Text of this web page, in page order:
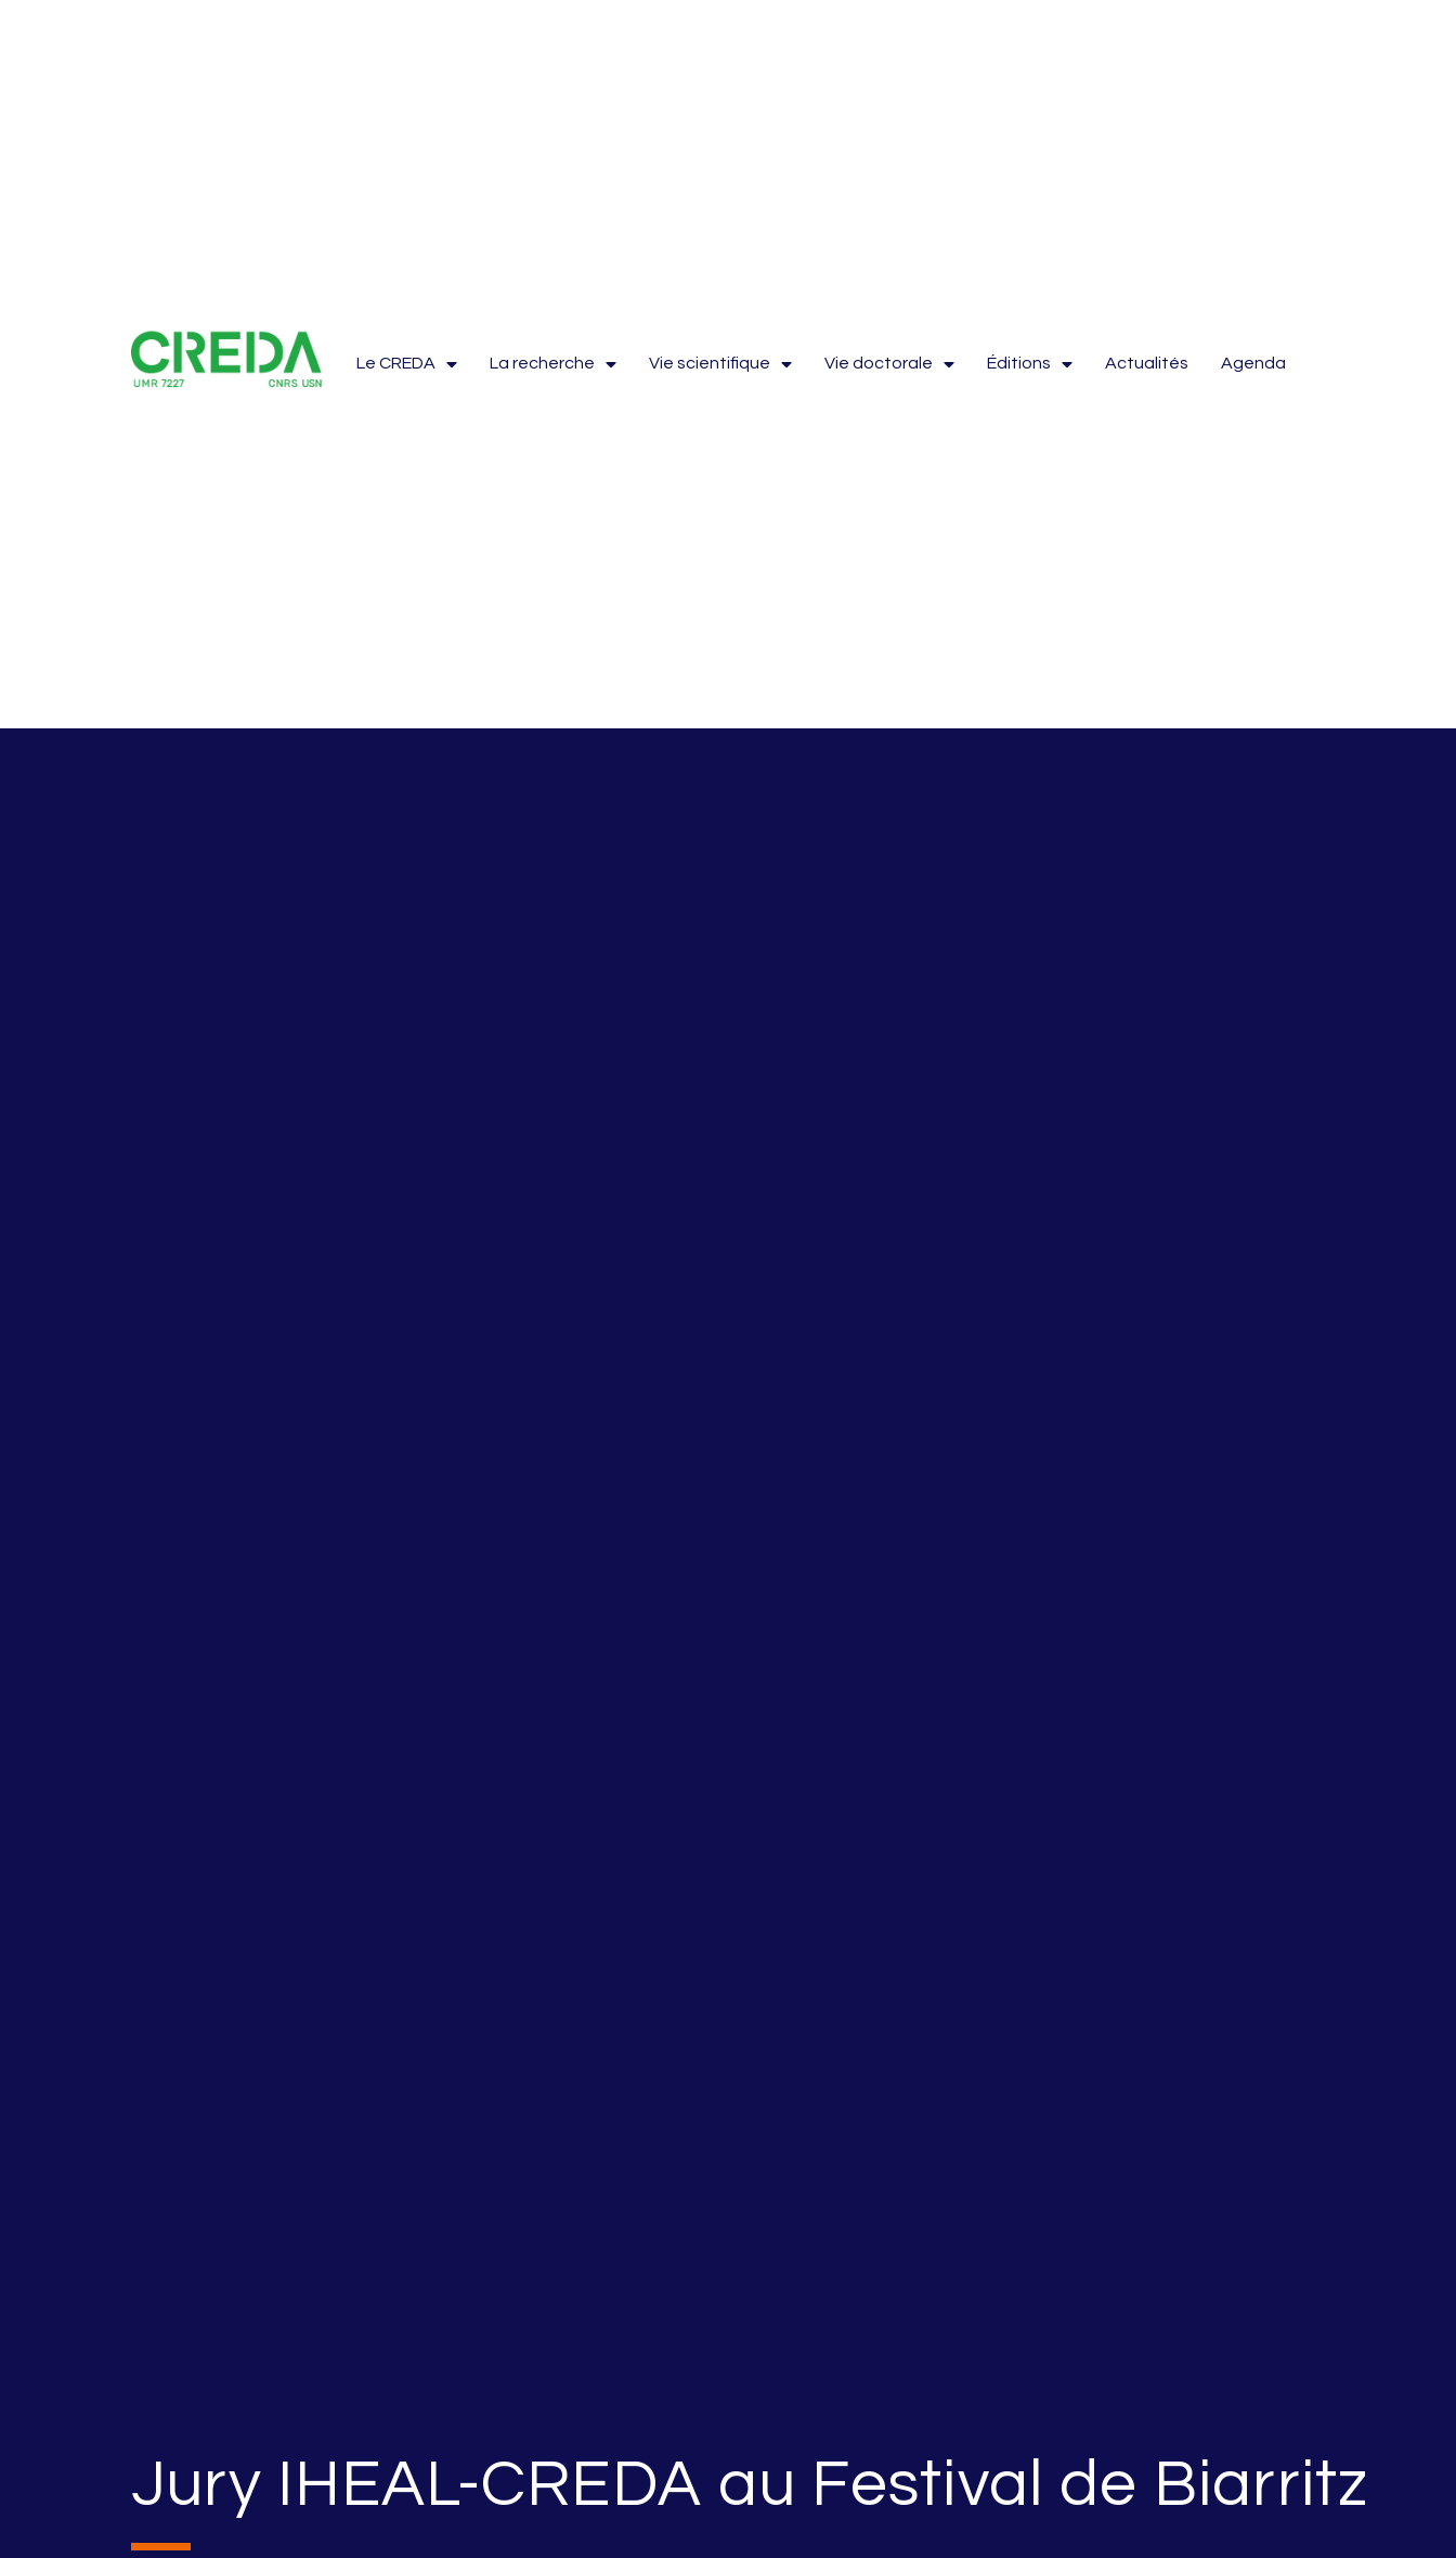
Le CREDA La recherche Vie scientifique Vie doctorale Éditions Actualités Agenda
Jury IHEAL-CREDA au Festival de Biarritz